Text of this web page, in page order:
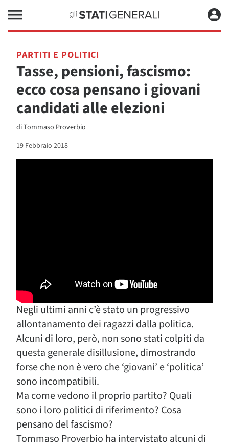
PARTITI E POLITICI
Tasse, pensioni, fascismo:
ecco cosa pensano i giovani
candidati alle elezioni
diTommaso Proverbio
19 Febbraio 2018
Negli ultimi anni c’è stato un progressivo
allontanamento dei ragazzi dalla politica.
Alcuni di loro, però, non sono stati colpiti da
questa generale disillusione, dimostrando
forse che non è vero che ‘giovani’ e ‘politica’
sono incompatibili.
Ma come vedono il proprio partito? Quali
sono i loro politici di riferimento? Cosa
pensano del fascismo?
Tommaso Proverbio ha intervistato alcuni di